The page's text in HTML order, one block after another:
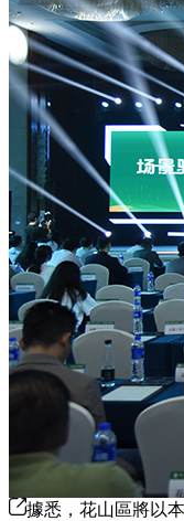
據悉，花山區將以